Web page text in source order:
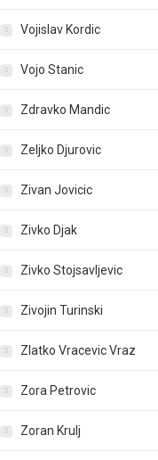
Vojislav Kordic
Vojo Stanic
Zdravko Mandic
Zeljko Djurovic
Zivan Jovicic
Zivko Djak
Zivko Stojsavljevic
Zivojin Turinski
Zlatko Vracevic Vraz
Zora Petrovic
Zoran Krulj